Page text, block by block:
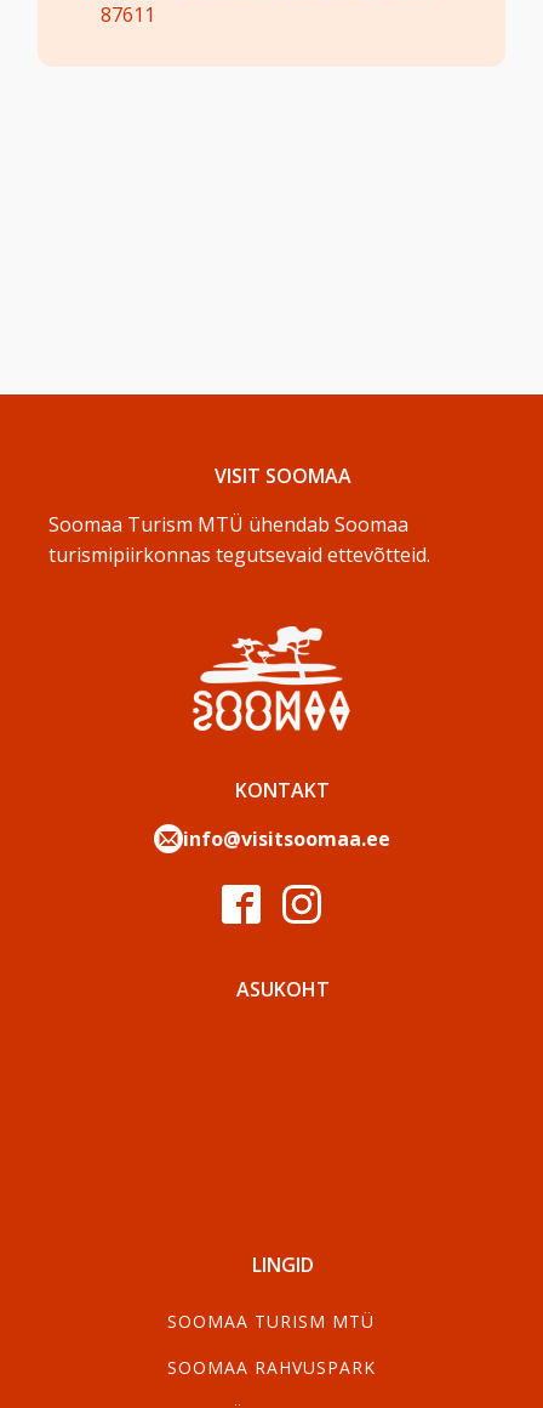
87611
VISIT SOOMAA
Soomaa Turism MTÜ ühendab Soomaa
turismipiirkonnas tegutsevaid ettevõtteid.
KONTAKT
info@visitsoomaa.ee
ASUKOHT
LINGID
SOOMAA TURISM MTÜ
SOOMAA RAHVUSPARK